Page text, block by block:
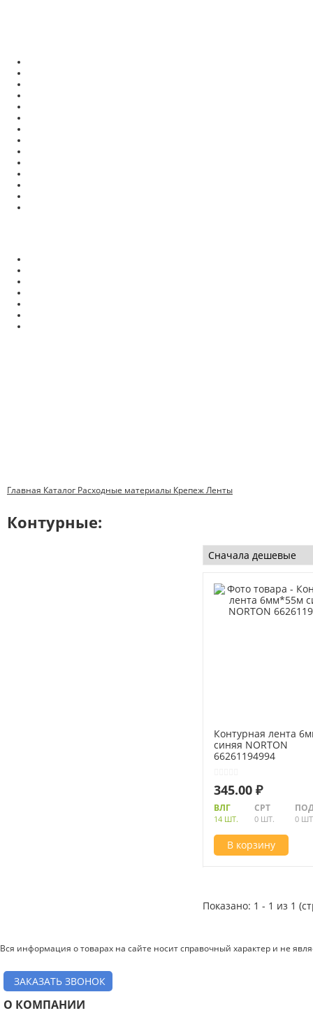
Главная Каталог Расходные материалы КрепежЛенты
Контурные:
Контурная лента
синяя NORTON
66261194994
345.00 ₽
ВЛГ
14 ШТ.
СРТ
0 ШТ. 0
В корзину
Показано: 1 - 1 из 1
Вся информация о товарах на сайте носит справочный характер и не
ЗАКАЗАТЬ ЗВОНОК
О КОМПАНИИ